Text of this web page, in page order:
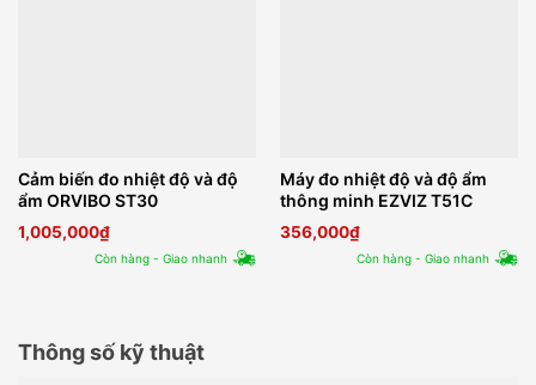
Cảm biến đo nhiệt độ và độ
ẩm ORVIBO ST30
1,005,000₫
Còn hàng - Giao nhanh
Máy đo nhiệt độ và độ ẩm
thông minh EZVIZ T51C
356,000₫
Còn hàng - Giao nhanh
Thông số kỹ thuật